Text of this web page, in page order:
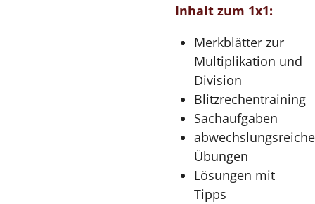
Inhalt zum 1x1:
Merkblätter zur
Multiplikation und
Division
Blitzrechentraining
Sachaufgaben
abwechslungsreiche
Übungen
Lösungen mit
Tipps